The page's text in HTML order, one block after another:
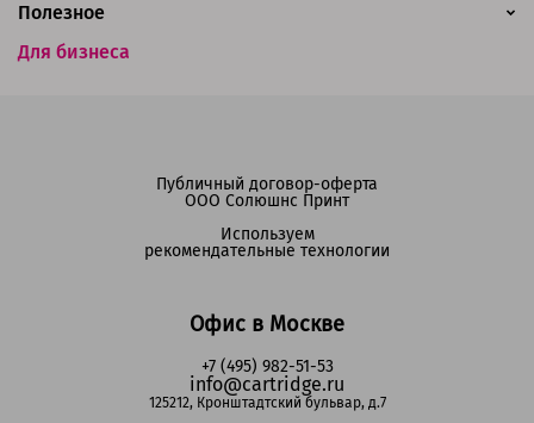
Для бизнеса
Полезное
Офис в Москве
+7 (495) 982-51-53
info@cartridge.ru
125212, Кронштадтский бульвар, д.7
Публичный договор-оферта
ООО Солюшнс Принт
Используем
рекомендательные технологии